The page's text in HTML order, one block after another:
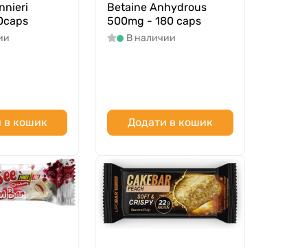
в кошик
Betaine Anhydrous
500mg - 180 caps
В наличии
Додати в кошик